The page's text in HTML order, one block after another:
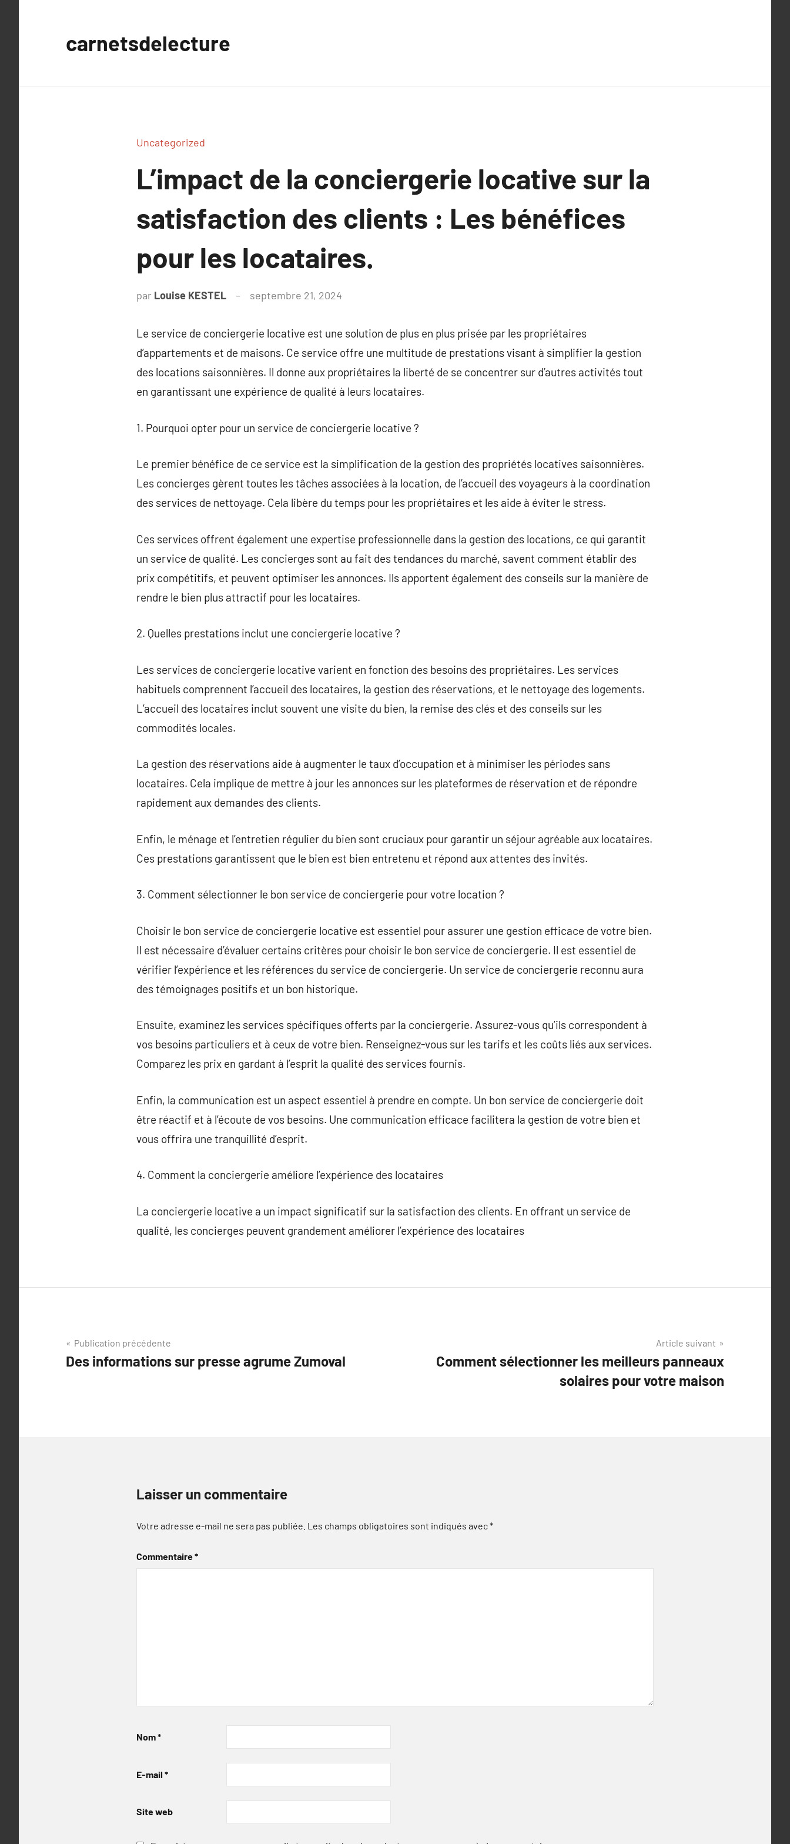
carnetsdelecture
Uncategorized
L’impact de la conciergerie locative sur la
satisfaction des clients : Les bénéfices
pour les locataires.
par Louise KESTEL septembre 21, 2024
Le service de conciergerie locative est une solution de plus en plus prisée par les propriétaires
d’appartements et de maisons. Ce service offre une multitude de prestations visant à simplifier la gestion
des locations saisonnières. Il donne aux propriétaires la liberté de se concentrer sur d’autres activités tout
en garantissant une expérience de qualité à leurs locataires.
1. Pourquoi opter pour un service de conciergerie locative ?
Le premier bénéfice de ce service est la simplification de la gestion des propriétés locatives saisonnières.
Les concierges gèrent toutes les tâches associées à la location, de l’accueil des voyageurs à la coordination
des services de nettoyage. Cela libère du temps pour les propriétaires et les aide à éviter le stress.
Ces services offrent également une expertise professionnelle dans la gestion des locations, ce qui garantit
un service de qualité. Les concierges sont au fait des tendances du marché, savent comment établir des
prix compétitifs, et peuvent optimiser les annonces. Ils apportent également des conseils sur la manière de
rendre le bien plus attractif pour les locataires.
2. Quelles prestations inclut une conciergerie locative ?
Les services de conciergerie locative varient en fonction des besoins des propriétaires. Les services
habituels comprennent l’accueil des locataires, la gestion des réservations, et le nettoyage des logements.
L’accueil des locataires inclut souvent une visite du bien, la remise des clés et des conseils sur les
commodités locales.
La gestion des réservations aide à augmenter le taux d’occupation et à minimiser les périodes sans
locataires. Cela implique de mettre à jour les annonces sur les plateformes de réservation et de répondre
rapidement aux demandes des clients.
Enfin, le ménage et l’entretien régulier du bien sont cruciaux pour garantir un séjour agréable aux locataires.
Ces prestations garantissent que le bien est bien entretenu et répond aux attentes des invités.
3. Comment sélectionner le bon service de conciergerie pour votre location ?
Choisir le bon service de conciergerie locative est essentiel pour assurer une gestion efficace de votre bien.
Il est nécessaire d’évaluer certains critères pour choisir le bon service de conciergerie. Il est essentiel de
vérifier l’expérience et les références du service de conciergerie. Un service de conciergerie reconnu aura
des témoignages positifs et un bon historique.
Ensuite, examinez les services spécifiques offerts par la conciergerie. Assurez-vous qu’ils correspondent à
vos besoins particuliers et à ceux de votre bien. Renseignez-vous sur les tarifs et les coûts liés aux services.
Comparez les prix en gardant à l’esprit la qualité des services fournis.
Enfin, la communication est un aspect essentiel à prendre en compte. Un bon service de conciergerie doit
être réactif et à l’écoute de vos besoins. Une communication efficace facilitera la gestion de votre bien et
vous offrira une tranquillité d’esprit.
4. Comment la conciergerie améliore l’expérience des locataires
La conciergerie locative a un impact significatif sur la satisfaction des clients. En offrant un service de
qualité, les concierges peuvent grandement améliorer l’expérience des locataires
Navigation
de
Publication précédente
Des informations sur presse agrume Zumoval
Article suivant
Comment sélectionner les meilleurs panneaux
solaires pour votre maison
Laisser un commentaire
Votre adresse e-mail ne sera pas publiée. Les champs obligatoires sont indiqués avec*
Commentaire*
Nom*
E-mail *
Site web